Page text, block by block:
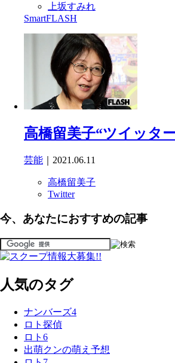
上坂すみれ
SmartFLASH
高橋留美子“ツイッタ
芸能 ｜2021.06.11
高橋留美子
Twitter
今、あなたにおすすめの記事
人気のタグ
ナンバーズ4
ロト探偵
ロト6
出萌クンの萌え予想